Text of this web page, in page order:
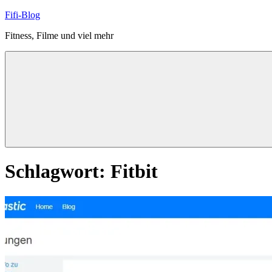
Zum
springen
Fifi-Blog
Fitness, Filme und viel mehr
Schlagwort: Fitbit